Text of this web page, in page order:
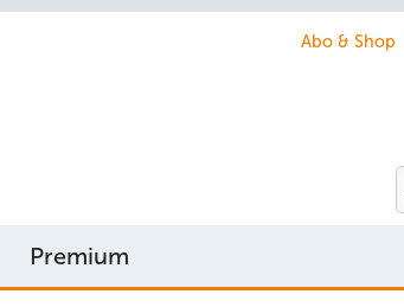
Abo & Shop
Premium